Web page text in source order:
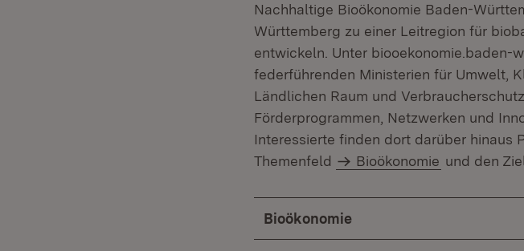
Nachhaltige Bioökonomie Baden-
Württemberg zu einer Leitregion für
entwickeln. Unter biooekonomie.baden-
federführenden Ministerien für Umwelt,
Ländlichen Raum und
Förderprogrammen, Netzwerken und
Interessierte finden dort darüber hinaus
Themenfeld
Bioökonomie und den
Bioökonomie